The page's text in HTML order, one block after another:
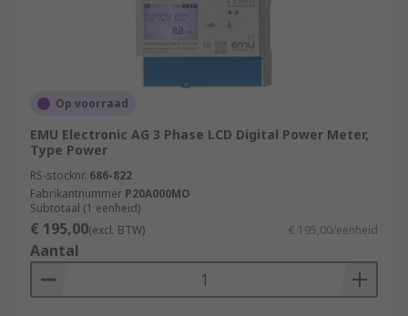
Op voorraad
EMU Electronic AG 3 Phase LCD Digital Power Meter,
Type Power
RS-stocknr. 686-822
Fabrikantnummer P20A000MO
Subtotaal (1 eenheid)
€ 195,00(excl. BTW) € 195,00/eenheid
Aantal